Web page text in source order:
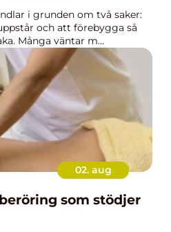
i grunden om två saker:
och att förebygga så
Många väntar m...
02. aug